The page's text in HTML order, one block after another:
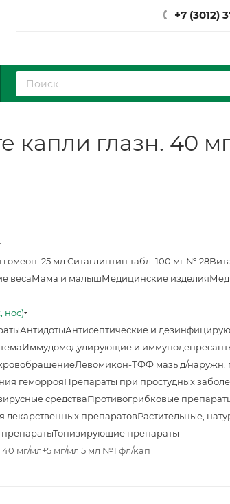
+7 (3012)
капли глазн. 40
25 мл Ситаглиптин табл. 100 мг № 28
весаМама и малышМедицинские изделия
нос)
АнтидотыАнтисептические и
Иммудомодулирующие и
Левомикон-ТФФ мазь д/наружн.
геморрояПрепараты при простудных
средстваПротивогрибковые
лекарственных препаратовРастительные,
препаратыТонизирующие препараты
мг/мл+5 мг/мл 5 мл №1 фл/кап